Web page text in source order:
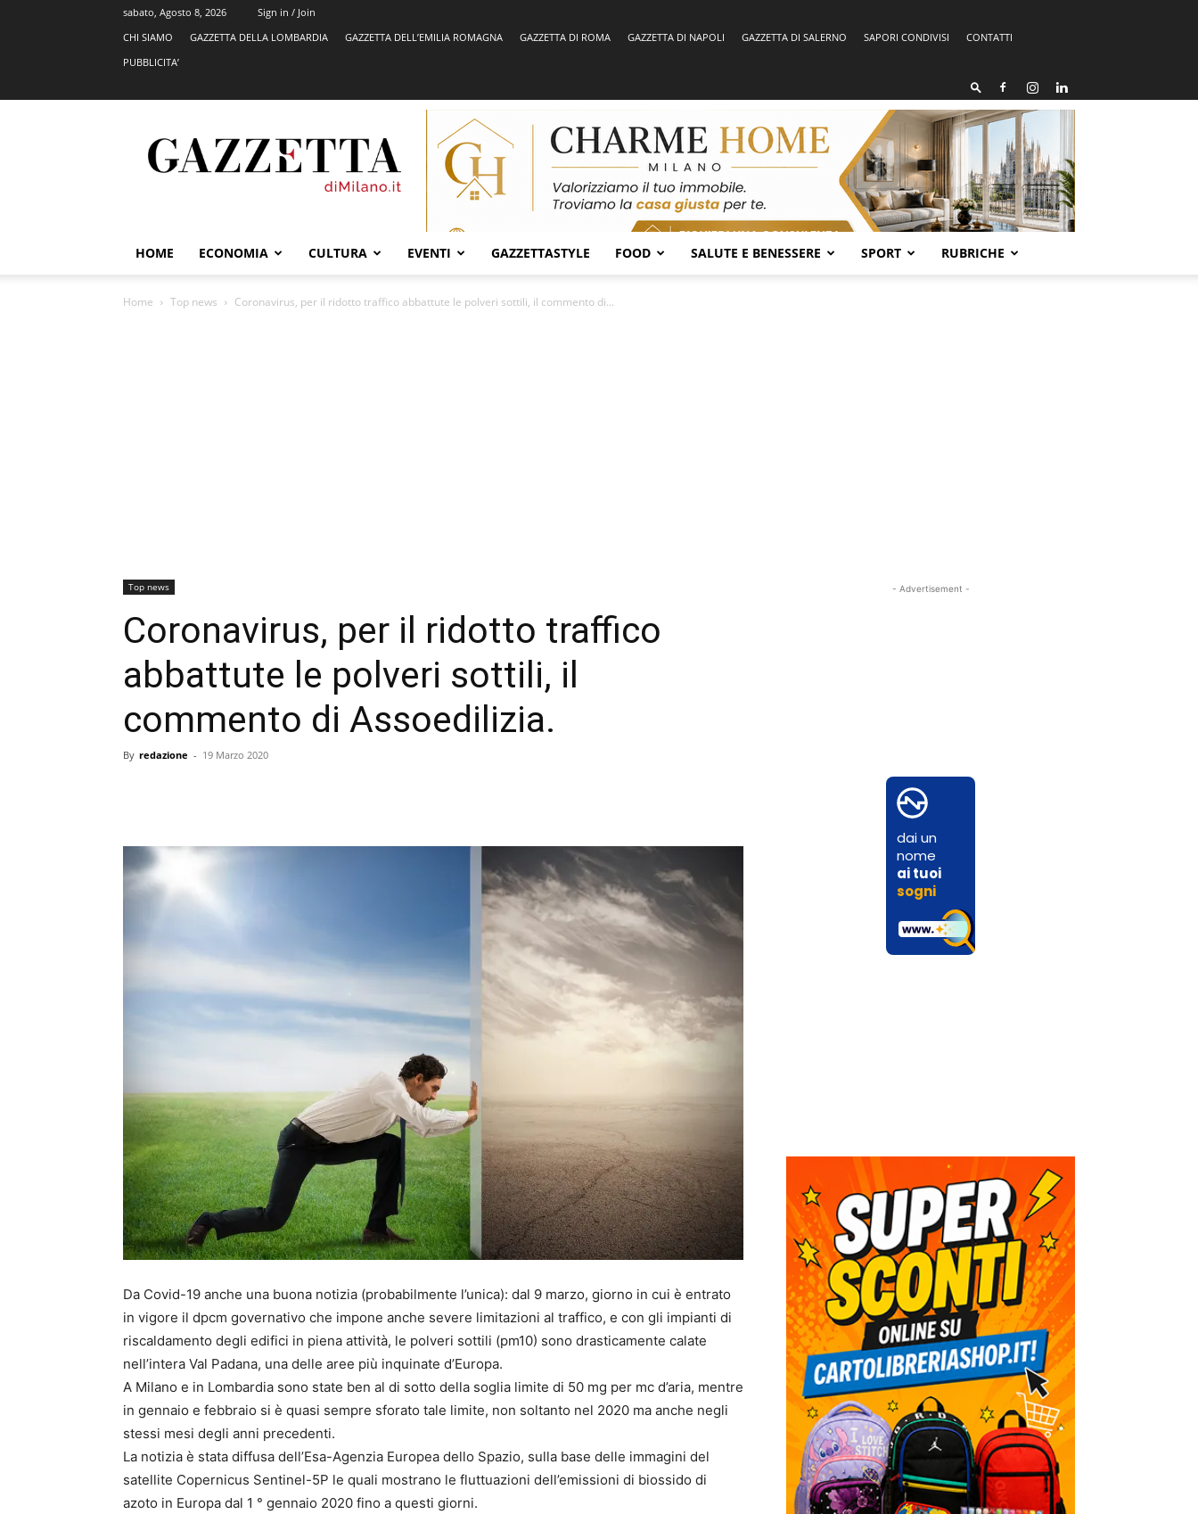
sabato, Agosto 8, 2026
Sign in / Join
CHI SIAMO
GAZZETTA DELLA LOMBARDIA GAZZETTA DELL’EMILIA ROMAGNA GAZZETTA DI ROMA GAZZETTA DI NAPOLI GAZZETTA DI SALERNO SAPORI CONDIVISI
CONTATTI
PUBBLICITA’
HOME ECONOMIA CULTURA EVENTI GAZZETTASTYLE FOOD SALUTE E BENESSERE SPORT RUBRICHE
Home Top news Coronavirus, per il ridotto traffico abbattute le polveri sottili, il commento di...
Top news
Coronavirus, per il ridotto traffico
abbattute le polveri sottili, il
commento di Assoedilizia.
By redazione - 19 Marzo 2020
Da Covid-19 anche una buona notizia (probabilmente l’unica): dal 9 marzo, giorno in cui è entrato
in vigore il dpcm governativo che impone anche severe limitazioni al traffico, e con gli impianti di
riscaldamento degli edifici in piena attività, le polveri sottili (pm10) sono drasticamente calate
nell’intera Val Padana, una delle aree più inquinate d’Europa.
A Milano e in Lombardia sono state ben al di sotto della soglia limite di 50 mg per mc d’aria, mentre
in gennaio e febbraio si è quasi sempre sforato tale limite, non soltanto nel 2020 ma anche negli
stessi mesi degli anni precedenti.
La notizia è stata diffusa dell’Esa-Agenzia Europea dello Spazio, sulla base delle immagini del
satellite Copernicus Sentinel-5P le quali mostrano le fluttuazioni dell’emissioni di biossido di
azoto in Europa dal 1 ° gennaio 2020 fino a questi giorni.
- Advertisement -